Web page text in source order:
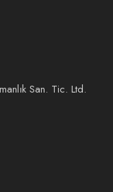
San. Tic. Ltd.